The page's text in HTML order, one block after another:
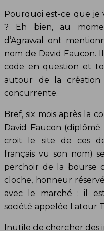
Pourquoi est-ce que je
? Eh bien, au
d’Agrawal ont
nom de David Faucon.
code en question et
autour de la création
concurrente.
Bref, six mois après la
David Faucon (diplômé
croit le site de ces
français vu son nom)
perchoir de la bourse
cloche, honneur
avec le marché : il
société appelée Latour
Inutile de chercher des